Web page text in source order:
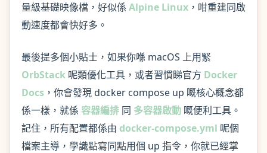
量級基礎映像檔，好似係 Alpine Linux ，咁重建同啟
動速度都會快好多。
最後提多個小貼士，如果你喺 macOS 上用緊
OrbStack 呢類優化工具，或者習慣睇官方 Docker
Docs ，你會發現 docker compose up 嘅核心概念都
係一樣，就係 容器編排 同 多容器啟動 嘅便利工具。
記住，所有配置都係由 docker-compose.yml 呢個
檔案主導，學識點寫同點用個 up 指令，你就已經掌